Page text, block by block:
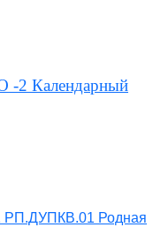
-2 Календарный
РП.ДУПКВ.01 Родная